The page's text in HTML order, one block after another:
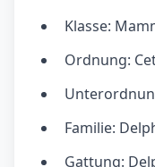
Klasse:
Ordnung:
Familie:
Gattung: